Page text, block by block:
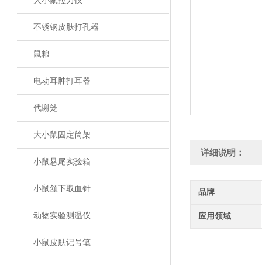
不锈钢皮肤打孔器
鼠粮
电动耳肿打耳器
代谢笼
大小鼠固定筒架
小鼠悬尾实验箱
小鼠颔下取血针
动物实验测温仪
小鼠皮肤记号笔
详细说明：
品牌
应用领域